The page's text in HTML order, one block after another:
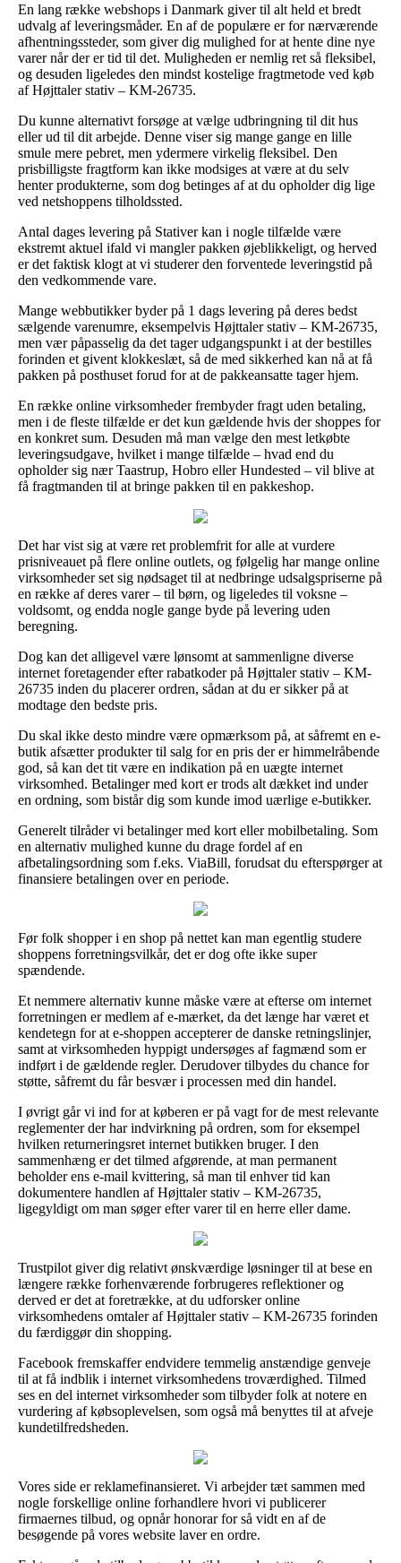
En lang række webshops i Danmark giver til alt held et bredt
udvalg af leveringsmåder. En af de populære er for nærværende
afhentningssteder, som giver dig mulighed for at hente dine nye
varer når der er tid til det. Muligheden er nemlig ret så fleksibel,
og desuden ligeledes den mindst kostelige fragtmetode ved køb
af Højttaler stativ – KM-26735.
Du kunne alternativt forsøge at vælge udbringning til dit hus
eller ud til dit arbejde. Denne viser sig mange gange en lille
smule mere pebret, men ydermere virkelig fleksibel. Den
prisbilligste fragtform kan ikke modsiges at være at du selv
henter produkterne, som dog betinges af at du opholder dig lige
ved netshoppens tilholdssted.
Antal dages levering på Stativer kan i nogle tilfælde være
ekstremt aktuel ifald vi mangler pakken øjeblikkeligt, og herved
er det faktisk klogt at vi studerer den forventede leveringstid på
den vedkommende vare.
Mange webbutikker byder på 1 dags levering på deres bedst
sælgende varenumre, eksempelvis Højttaler stativ – KM-26735,
men vær påpasselig da det tager udgangspunkt i at der bestilles
forinden et givent klokkeslæt, så de med sikkerhed kan nå at få
pakken på posthuset forud for at de pakkeansatte tager hjem.
En række online virksomheder frembyder fragt uden betaling,
men i de fleste tilfælde er det kun gældende hvis der shoppes for
en konkret sum. Desuden må man vælge den mest letkøbte
leveringsudgave, hvilket i mange tilfælde – hvad end du
opholder sig nær Taastrup, Hobro eller Hundested – vil blive at
få fragtmanden til at bringe pakken til en pakkeshop.
Det har vist sig at være ret problemfrit for alle at vurdere
prisniveauet på flere online outlets, og følgelig har mange online
virksomheder set sig nødsaget til at nedbringe udsalgspriserne på
en række af deres varer – til børn, og ligeledes til voksne –
voldsomt, og endda nogle gange byde på levering uden
beregning.
Dog kan det alligevel være lønsomt at sammenligne diverse
internet foretagender efter rabatkoder på Højttaler stativ – KM-
26735 inden du placerer ordren, sådan at du er sikker på at
modtage den bedste pris.
Du skal ikke desto mindre være opmærksom på, at såfremt en e-
butik afsætter produkter til salg for en pris der er himmelråbende
god, så kan det tit være en indikation på en uægte internet
virksomhed. Betalinger med kort er trods alt dækket ind under
en ordning, som bistår dig som kunde imod uærlige e-butikker.
Generelt tilråder vi betalinger med kort eller mobilbetaling. Som
en alternativ mulighed kunne du drage fordel af en
afbetalingsordning som f.eks. ViaBill, forudsat du efterspørger at
finansiere betalingen over en periode.
Før folk shopper i en shop på nettet kan man egentlig studere
shoppens forretningsvilkår, det er dog ofte ikke super
spændende.
Et nemmere alternativ kunne måske være at efterse om internet
forretningen er medlem af e-mærket, da det længe har været et
kendetegn for at e-shoppen accepterer de danske retningslinjer,
samt at virksomheden hyppigt undersøges af fagmænd som er
indført i de gældende regler. Derudover tilbydes du chance for
støtte, såfremt du får besvær i processen med din handel.
I øvrigt går vi ind for at køberen er på vagt for de mest relevante
reglementer der har indvirkning på ordren, som for eksempel
hvilken returneringsret internet butikken bruger. I den
sammenhæng er det tilmed afgørende, at man permanent
beholder ens e-mail kvittering, så man til enhver tid kan
dokumentere handlen af Højttaler stativ – KM-26735,
ligegyldigt om man søger efter varer til en herre eller dame.
Trustpilot giver dig relativt ønskværdige løsninger til at bese en
længere række forhenværende forbrugeres reflektioner og
derved er det at foretrække, at du udforsker online
virksomhedens omtaler af Højttaler stativ – KM-26735 forinden
du færdiggør din shopping.
Facebook fremskaffer endvidere temmelig anstændige genveje
til at få indblik i internet virksomhedens troværdighed. Tilmed
ses en del internet virksomheder som tilbyder folk at notere en
vurdering af købsoplevelsen, som også må benyttes til at afveje
kundetilfredsheden.
Vores side er reklamefinansieret. Vi arbejder tæt sammen med
nogle forskellige online forhandlere hvori vi publicerer
firmaernes tilbud, og opnår honorar for så vidt en af de
besøgende på vores website laver en ordre.